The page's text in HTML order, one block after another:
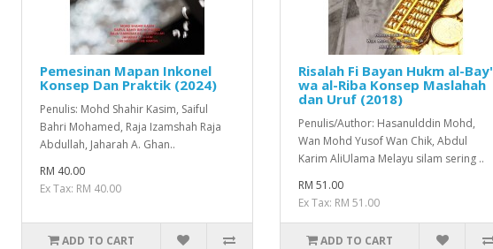
Pemesinan Mapan Inkonel
Konsep Dan Praktik (2024)
Penulis: Mohd Shahir Kasim, Saiful
Bahri Mohamed, Raja Izamshah Raja
Abdullah, Jaharah A. Ghan..
RM 40.00
Ex Tax: RM 40.00
ADD TO CART
Risalah Fi Bayan Hukm al-Bay'
wa al-Riba Konsep Maslahah
dan Uruf (2018)
Penulis/Author: Hasanulddin Mohd,
Wan Mohd Yusof Wan Chik, Abdul
Karim AliUlama Melayu silam sering ..
RM 51.00
Ex Tax: RM 51.00
ADD TO CART